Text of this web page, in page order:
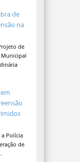
de
na
de
Municipal
Polícia
de